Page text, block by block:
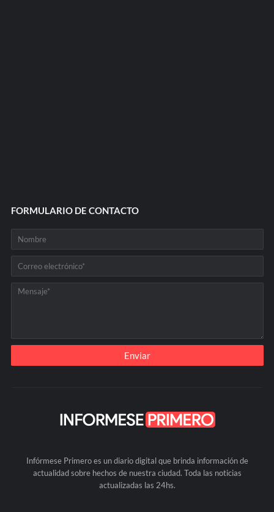
FORMULARIO DE CONTACTO
Infórmese Primero es un diario digital que brinda información de
actualidad sobre hechos de nuestra ciudad. Toda las noticias
actualizadas las 24hs.